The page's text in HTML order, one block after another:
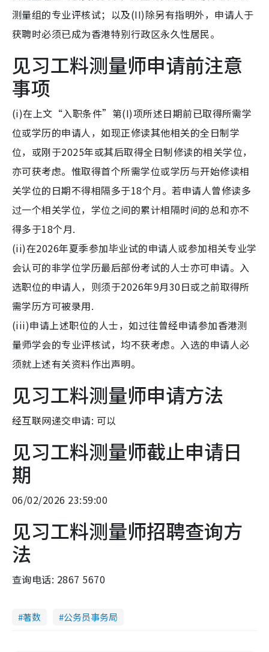
测量组的专业评核试；以及(II)除另有指明外，申请人于
获聘时必须已成为香港特别行政区永久性居民。
见习工料测量师申请前注意
事项
(i)在上文“入职条件”第(I)项所述日期前已取得所需学
位或学历的申请人，如现正修读其他相关的全日制学
位，或刚于2025年或其后取得全日制修读的相关学位，
亦可获考虑。惟取得首个所需学位或学历与开始修读相
关学位的日期不得相隔多于18个月。若申请人曾修读多
过一个相关学位，学位之间的累计相隔时间的总和亦不
得多于18个月.
(ii)在2026年夏季参加毕业试的申请人或参加相关专业学
会认可的非学位学历最后部份考试的人士亦可申请。入
选职位的申请人，则须于2026年9月30日或之前取得所
需学历方可被录用.
(iii)申请上述职位的人士，如过往曾经申请参加香港测
量师学会的专业评核试，均不获考虑。入选的申请人必
须就上述有关资料作出声明。
见习工料测量师申请方法
经互联网递交申请: 可以
见习工料测量师截止申请日
期
06/02/2026 23:59:00
见习工料测量师招聘查询方
法
查询电话: 2867 5670
著数 公务员事务局